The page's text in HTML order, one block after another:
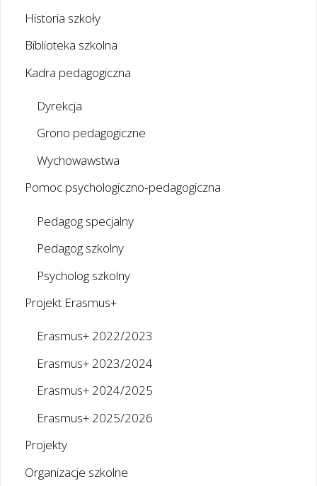
Historia szkoły
Biblioteka szkolna
Kadra pedagogiczna
Dyrekcja
Grono pedagogiczne
Wychowawstwa
Pomoc psychologiczno-pedagogiczna
Pedagog specjalny
Pedagog szkolny
Psycholog szkolny
Projekt Erasmus+
Erasmus+ 2022/2023
Erasmus+ 2023/2024
Erasmus+ 2024/2025
Erasmus+ 2025/2026
Projekty
Organizacje szkolne